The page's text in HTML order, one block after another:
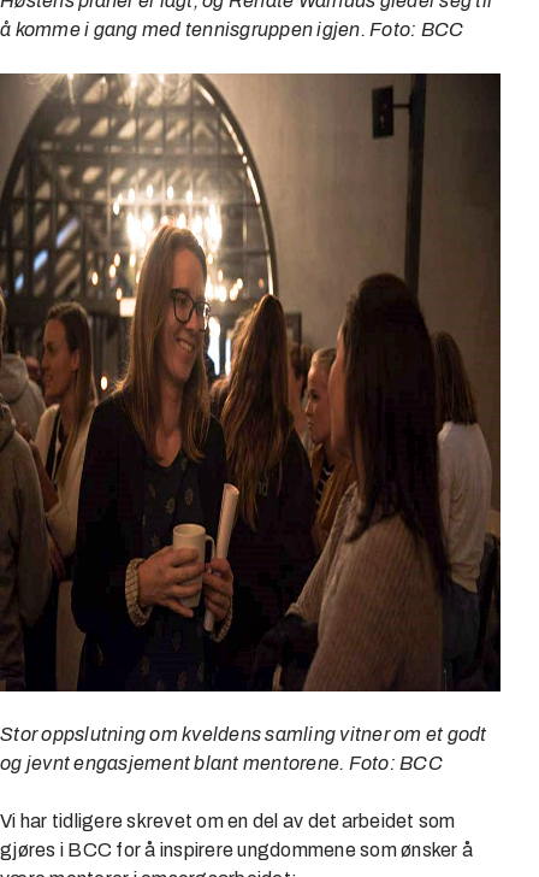
å komme i gang med tennisgruppen igjen. Foto: BCC
Stor oppslutning om kveldens samling vitner om et godt
og jevnt engasjement blant mentorene. Foto: BCC
Vi har tidligere skrevet om en del av det arbeidet som
gjøres i BCC for å inspirere ungdommene som ønsker å